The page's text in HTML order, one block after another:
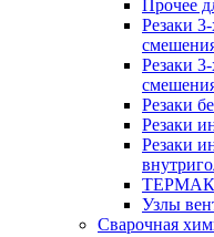
Прочее
Резаки
Резаки
Резаки
Резаки
Резаки
Узлы
Сварочная